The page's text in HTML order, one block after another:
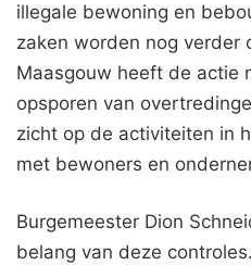
illegale bewoning en
zaken worden nog verder
Maasgouw heeft de actie
opsporen van
zicht op de activiteiten in
met bewoners en
Burgemeester Dion
belang van deze